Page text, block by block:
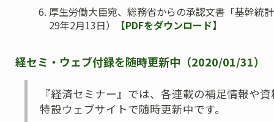
厚生労働大臣宛、総務省からの承認文書「基幹統
29年2月13日）
【PDFをダウンロード】
経セミ・ウェブ付録を随時更新中（2020/01/31）
『経済セミナー』では、各連載の補足情報や
特設ウェブサイトで随時更新中です。